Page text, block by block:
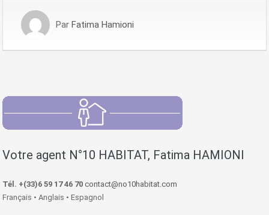
Par Fatima Hamioni
Votre agent N°10 HABITAT, Fatima HAMIONI
Tél. +(33)6 59 17 46 70 contact@no10habitat.com
Français • Anglais • Espagnol